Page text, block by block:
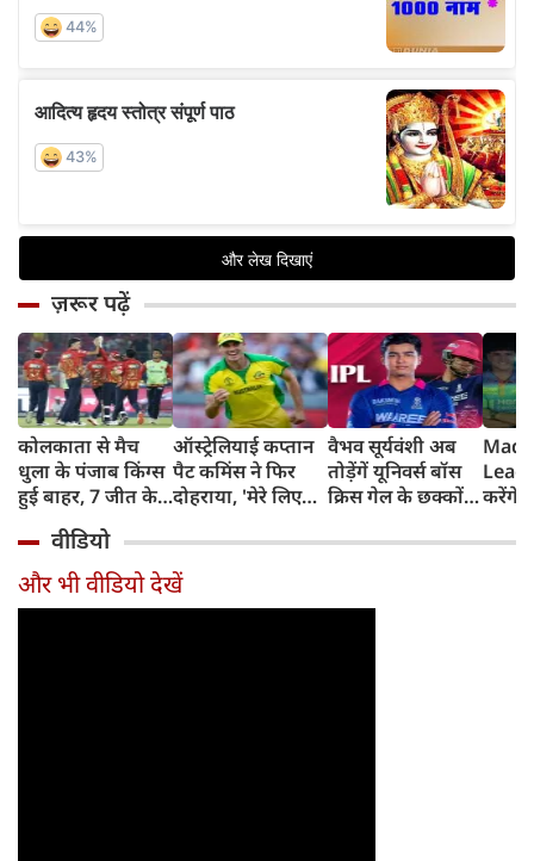
ज़रूर पढ़ें
कोलकाता से मैच
धुला के पंजाब किंग्स
हुई बाहर, 7 जीत के
ऑस्ट्रेलियाई कप्तान
पैट कमिंस ने फिर
दोहराया, 'मेरे लिए
वैभव सूर्यवंशी अब
तोड़ेंगें यूनिवर्स बॉस
क्रिस गेल के छक्कों
करेंगे
टीम में
वीडियो
और भी वीडियो देखें